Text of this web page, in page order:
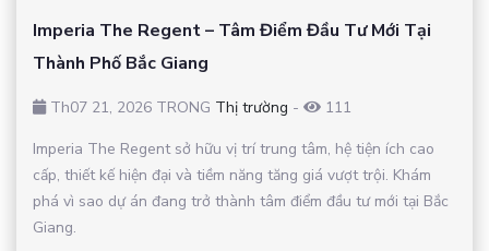
Imperia The Regent – Tâm Điểm Đầu Tư Mới Tại
Thành Phố Bắc Giang
Th07 21, 2026 TRONG Thị trường -
111
Imperia The Regent sở hữu vị trí trung tâm, hệ tiện ích cao
cấp, thiết kế hiện đại và tiềm năng tăng giá vượt trội. Khám
phá vì sao dự án đang trở thành tâm điểm đầu tư mới tại Bắc
Giang.